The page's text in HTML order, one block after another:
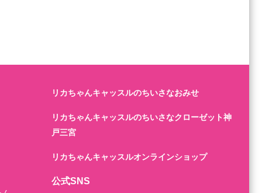
リカちゃんキャッスルのちいさなおみせ
リカちゃんキャッスルのちいさなクローゼット神
戸三宮
リカちゃんキャッスルオンラインショップ
公式SNS